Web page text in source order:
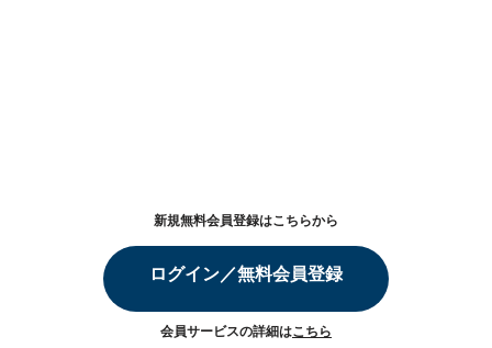
新規無料会員登録はこちらから
ログイン／無料会員登録
会員サービスの詳細はこちら